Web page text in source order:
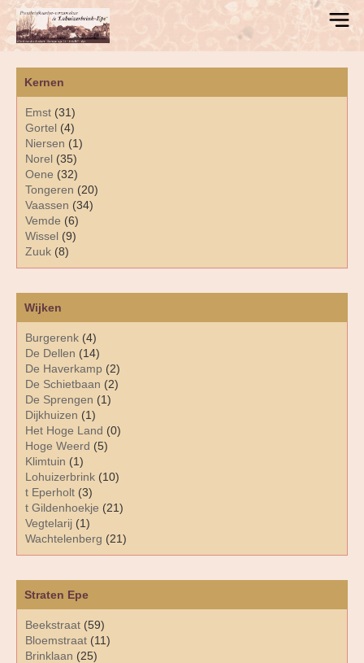
Kernen
Emst (31)
Gortel (4)
Niersen (1)
Norel (35)
Oene (32)
Tongeren (20)
Vaassen (34)
Vemde (6)
Wissel (9)
Zuuk (8)
Straten Epe
Beekstraat (59)
Bloemstraat (11)
Brinklaan (25)
Wijken
Burgerenk (4)
De Dellen (14)
De Haverkamp (2)
De Schietbaan (2)
De Sprengen (1)
Dijkhuizen (1)
Het Hoge Land (0)
Hoge Weerd (5)
Klimtuin (1)
Lohuizerbrink (10)
t Eperholt (3)
t Gildenhoekje (21)
Vegtelarij (1)
Wachtelenberg (21)